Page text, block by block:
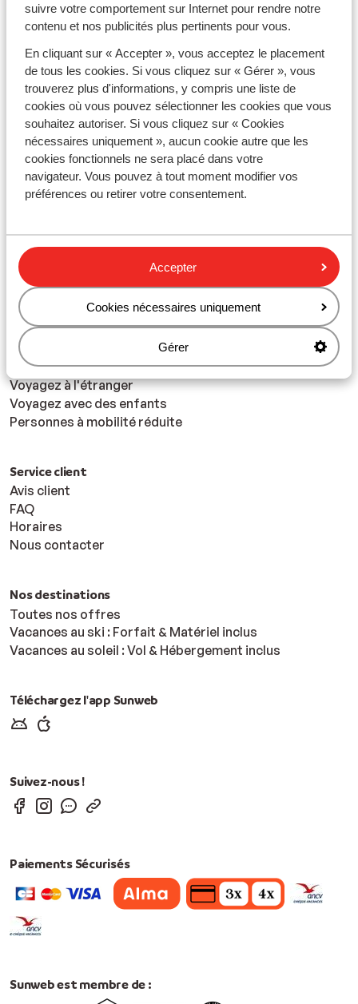
suivre votre comportement sur Internet pour rendre notre
contenu et nos publicités plus pertinents pour vous.
En cliquant sur « Accepter », vous acceptez le placement
de tous les cookies. Si vous cliquez sur « Gérer », vous
trouverez plus d'informations, y compris une liste de
cookies où vous pouvez sélectionner les cookies que vous
souhaitez autoriser. Si vous cliquez sur « Cookies
nécessaires uniquement », aucun cookie autre que les
cookies fonctionnels ne sera placé dans votre
navigateur. Vous pouvez à tout moment modifier vos
préférences ou retirer votre consentement.
Accepter
Cookies nécessaires uniquement
Gérer
Cookies
Nos conditions
Qui sommes-nous ?
Glossaire
Informations de voyage
Espace presse
Travailler chez Sunweb
Politique de confidentialité
Clause de non responsabilité
Déclaration d'accessibilité
Newsletter
Vacances durables
Avant de voyager
Réservez vos vacances
Paiement : acompte de 30 %
Le transport en avion
Modifiez votre voyage
Voyagez à l'étranger
Voyagez avec des enfants
Personnes à mobilité réduite
Service client
Avis client
FAQ
Horaires
Nous contacter
Nos destinations
Toutes nos offres
Vacances au ski : Forfait & Matériel inclus
Vacances au soleil : Vol & Hébergement inclus
Téléchargez l'app Sunweb
Suivez-nous !
Paiements Sécurisés
Sunweb est membre de :